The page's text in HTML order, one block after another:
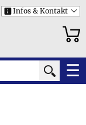
i Infos & Kontakt
☰